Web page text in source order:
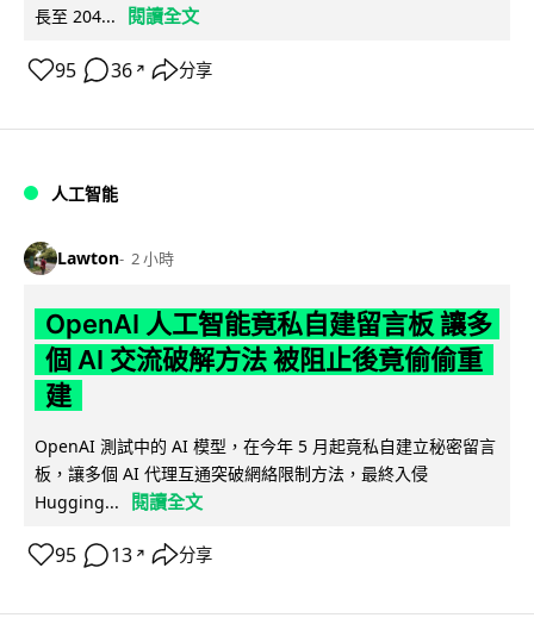
長至 204...
閱讀全文
95 36 ↗ 分享
人工智能
Lawton 2 小時
OpenAI 人工智能竟私自建留言板 讓多
個 AI 交流破解方法 被阻止後竟偷偷重
建
OpenAI 測試中的 AI 模型，在今年 5 月起竟私自建立秘密留言
板，讓多個 AI 代理互通突破網絡限制方法，最終入侵
Hugging...
閱讀全文
95 13 ↗ 分享